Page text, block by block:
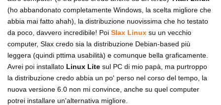
(ho abbandonato completamente Windows, la scelta migliore che
abbia mai fatto ahah), la distribuzione nuovissima che ho testato
da poco, davvero incredibile! Poi Slax Linux su un vecchio
computer, Slax credo sia la distribuzione Debian-based più
leggera (quindi pttima usabilità) e comunque bella graficamente.
Avrei poi installato Linux Lite sul PC di mio papà, ma purtroppo
la distribuzione credo abbia un po' perso nel corso del tempo, la
nuova versione 6.0 non mi convince, anche su quel computer
potrei installare un'alternativa migliore.